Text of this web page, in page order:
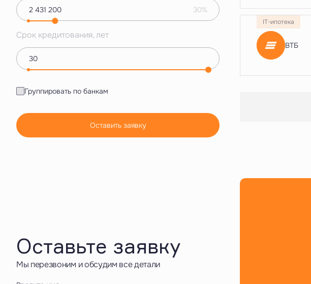
30%
Срок кредитования, лет
Группировать по банкам
Оставить заявку
ВТБ
IT-ипотека
Оставьте заявку
Мы перезвоним и обсудим все детали